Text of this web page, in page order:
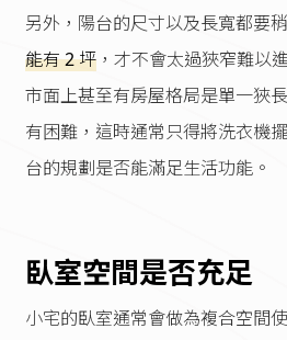
另外，陽台的尺寸以及長寬都要
能有 2 坪 ，才不會太過狹窄難以
市面上甚至有房屋格局是單一狹
有困難，這時通常只得將洗衣機
台的規劃是否能滿足生活功能。
臥室空間是否充足
小宅的臥室通常會做為複合空間